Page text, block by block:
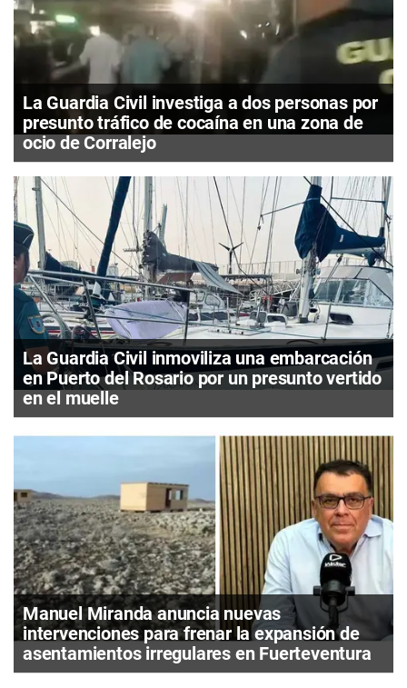
La Guardia Civil investiga a dos personas por
presunto tráfico de cocaína en una zona de
ocio de Corralejo
La Guardia Civil inmoviliza una embarcación
en Puerto del Rosario por un presunto vertido
en el muelle
Manuel Miranda anuncia nuevas
intervenciones para frenar la expansión de
asentamientos irregulares en Fuerteventura